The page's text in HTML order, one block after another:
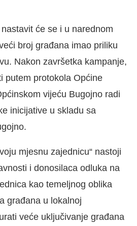
će se i u narednom
broj građana imao priliku
Nakon završetka kampanje,
putem protokola Općine
vijeću Bugojno radi
inicijative u skladu sa
mjesnu zajednicu“ nastoji
i donosilaca odluka na
kao temeljnog oblika
građana u lokalnoj
veće uključivanje građana